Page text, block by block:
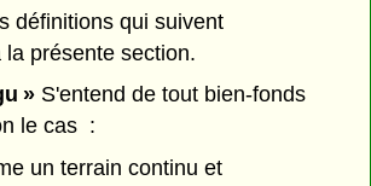
définitions qui suivent
la présente section.
» S'entend de tout bien-fonds
le cas :
un terrain continu et